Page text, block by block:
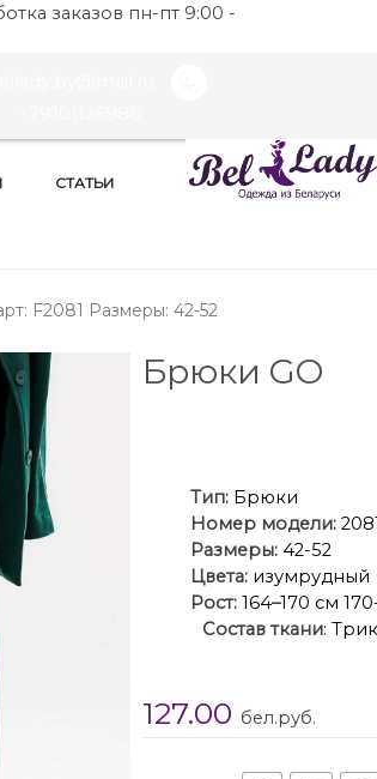
заказов пн-пт 9:00 -
СТАТЬИ
F2081 Размеры: 42-52
Брюки GO
Тип: Брюки
Номер модели:
Размеры: 42-52
Цвета: изумрудный
Рост: 164–170 см
Составткани:
127.00 бел.руб.